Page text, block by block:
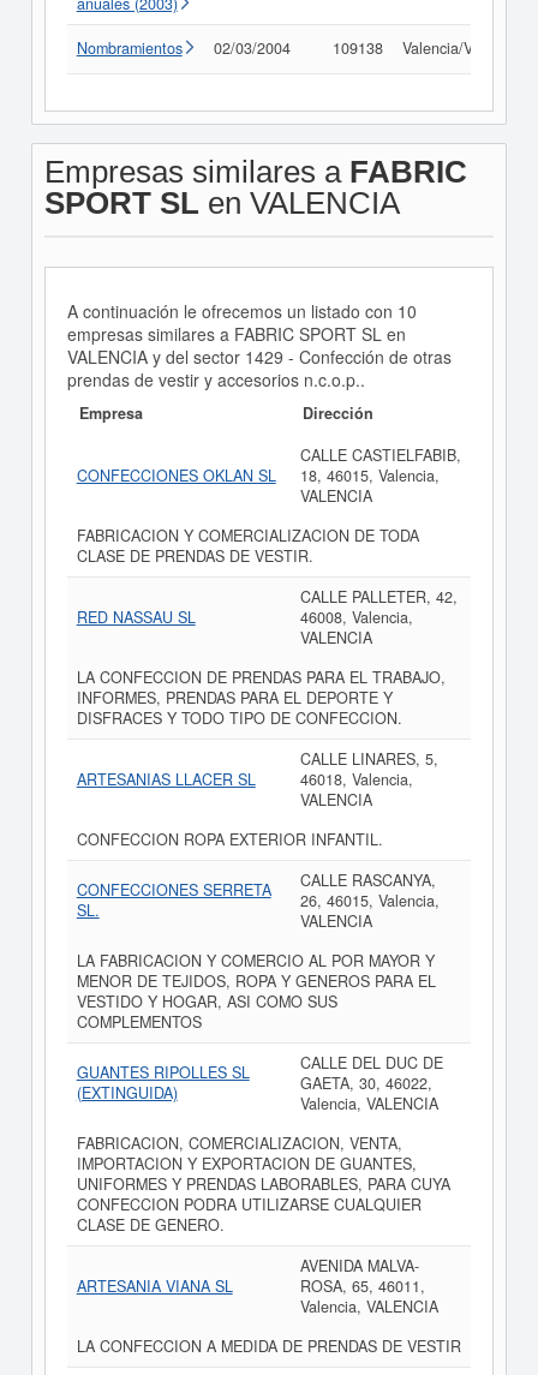
Nombramientos 02/03/2004 109138 Valencia/València
Empresas similares a FABRIC
SPORT SL en VALENCIA
A continuación le ofrecemos un listado con 10
empresas similares a FABRIC SPORT SL en
VALENCIA y del sector 1429 - Confección de otras
prendas de vestir y accesorios n.c.o.p..
Empresa Dirección
CONFECCIONES OKLAN SL
CALLE CASTIELFABIB,
18, 46015, Valencia,
VALENCIA
FABRICACION Y COMERCIALIZACION DE TODA
CLASE DE PRENDAS DE VESTIR.
RED NASSAU SL
CALLE PALLETER, 42,
46008, Valencia,
VALENCIA
LA CONFECCION DE PRENDAS PARA EL TRABAJO,
INFORMES, PRENDAS PARA EL DEPORTE Y
DISFRACES Y TODO TIPO DE CONFECCION.
ARTESANIAS LLACER SL
CALLE LINARES, 5,
46018, Valencia,
VALENCIA
CONFECCION ROPA EXTERIOR INFANTIL.
CONFECCIONES SERRETA
SL.
CALLE RASCANYA,
26, 46015, Valencia,
VALENCIA
LA FABRICACION Y COMERCIO AL POR MAYOR Y
MENOR DE TEJIDOS, ROPA Y GENEROS PARA EL
VESTIDO Y HOGAR, ASI COMO SUS
COMPLEMENTOS
GUANTES RIPOLLES SL
(EXTINGUIDA)
CALLE DEL DUC DE
GAETA, 30, 46022,
Valencia, VALENCIA
FABRICACION, COMERCIALIZACION, VENTA,
IMPORTACION Y EXPORTACION DE GUANTES,
UNIFORMES Y PRENDAS LABORABLES, PARA CUYA
CONFECCION PODRA UTILIZARSE CUALQUIER
CLASE DE GENERO.
ARTESANIA VIANA SL
AVENIDA MALVA-
ROSA, 65, 46011,
Valencia, VALENCIA
LA CONFECCION A MEDIDA DE PRENDAS DE VESTIR